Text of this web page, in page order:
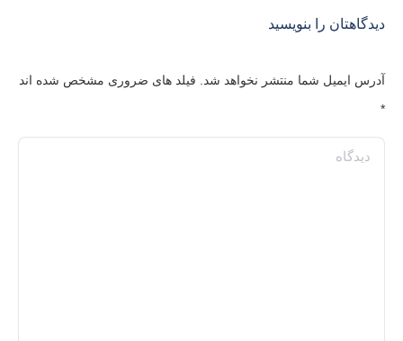
دیدگاهتان را بنویسید
آدرس ایمیل شما منتشر نخواهد شد. فیلد های ضروری مشخص شده اند
*
دیدگاه